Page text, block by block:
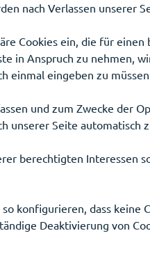
nach Verlassen unserer
Cookies ein, die für
in Anspruch zu nehmen,
einmal eingeben zu
und zum Zwecke der
Seite automatisch
berechtigten Interessen
konfigurieren, dass keine
Deaktivierung von